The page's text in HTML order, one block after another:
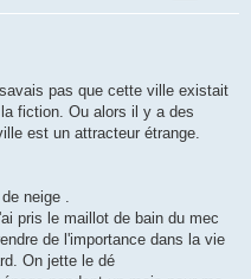
pas que cette ville existait
fiction. Ou alors il y a des
est un attracteur étrange.
neige .
pris le maillot de bain du mec
de l'importance dans la vie
On jette le dé